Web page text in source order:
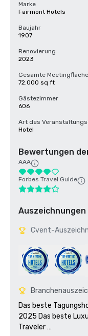
Marke
Fairmont Hotels
Baujahr
1907
Renovierung
2023
Gesamte Meetingfläche
72.000 sq ft
Gästezimmer
606
Art des
Hotel
Bewertungen
AAA
Forbes Travel Guide
Auszeichnungen
Cvent-
Das beste
2025 Das beste
Traveler